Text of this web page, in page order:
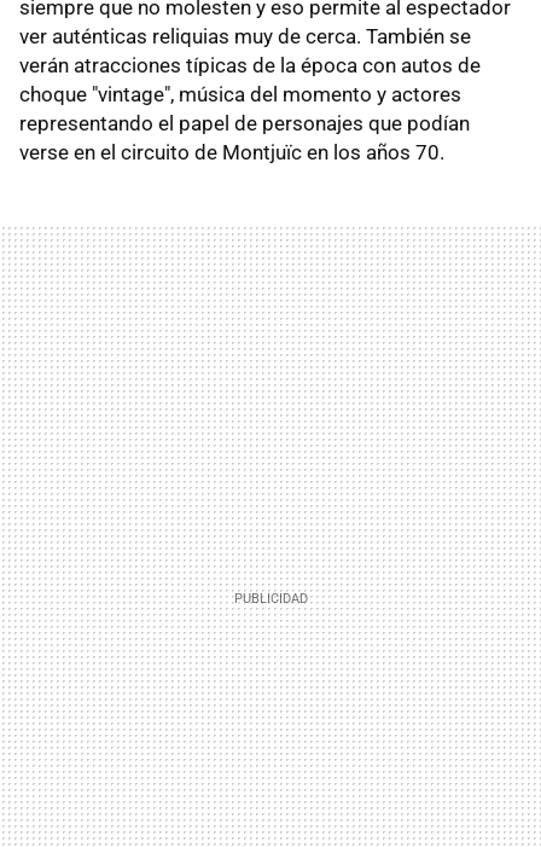
siempre que no molesten y eso permite al espectador
ver auténticas reliquias muy de cerca. También se
verán atracciones típicas de la época con autos de
choque "vintage", música del momento y actores
representando el papel de personajes que podían
verse en el circuito de Montjuïc en los años 70.